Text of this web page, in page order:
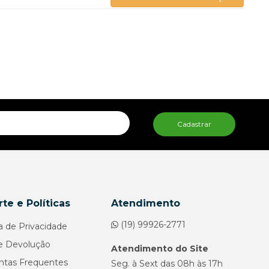
Cadastrar
e Políticas
de Privacidade
Devolução
Frequentes
Atendimento
(19) 99926-2771
Atendimento do Site
Seg. à Sext das 08h às 17h